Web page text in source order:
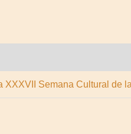
XXXVII Semana Cultural de